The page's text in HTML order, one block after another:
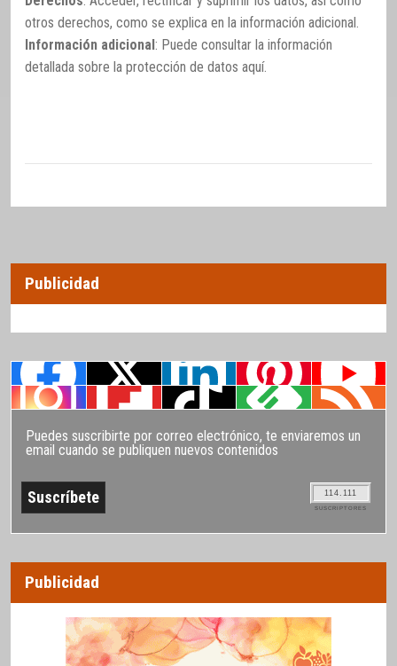
otros derechos, como se explica en la información adicional.
Información adicional: Puede consultar la información
detallada sobre la protección de datos aquí.
Publicidad
Puedes suscribirte por correo electrónico, te enviaremos un
email cuando se publiquen nuevos contenidos
114.111
SUSCRIPTORES
Publicidad